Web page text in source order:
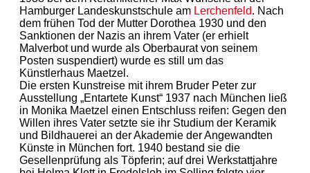
Hamburger Landeskunstschule am Lerchenfeld. Nach
dem frühen Tod der Mutter Dorothea 1930 und den
Sanktionen der Nazis an ihrem Vater (er erhielt
Malverbot und wurde als Oberbaurat von seinem
Posten suspendiert) wurde es still um das
Künstlerhaus Maetzel.
Die ersten Kunstreise mit ihrem Bruder Peter zur
Ausstellung „Entartete Kunst“ 1937 nach München ließ
in Monika Maetzel einen Entschluss reifen: Gegen den
Willen ihres Vater setzte sie ihr Studium der Keramik
und Bildhauerei an der Akademie der Angewandten
Künste in München fort. 1940 bestand sie die
Gesellenprüfung als Töpferin; auf drei Werkstattjahre